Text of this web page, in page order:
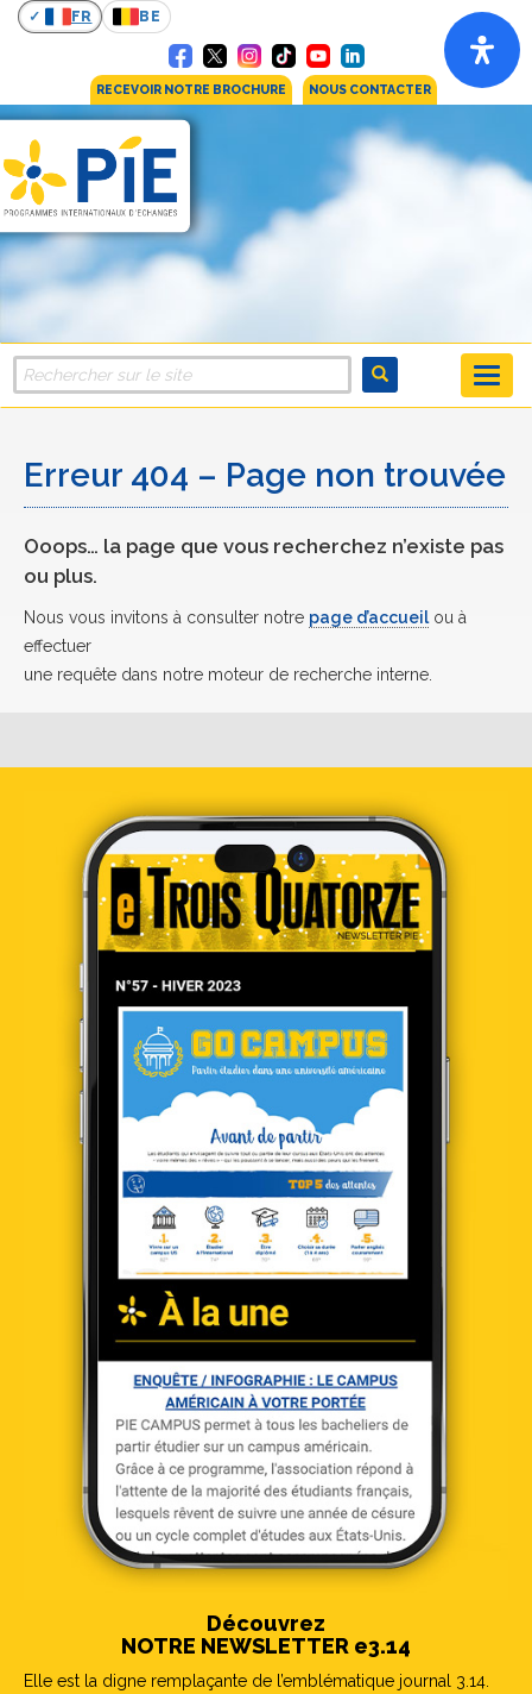
FR BE
RECEVOIR NOTRE BROCHURE NOUS CONTACTER
Erreur 404 – Page non trouvée
Ooops… la page que vous recherchez n’existe pas
ou plus.
Nous vous invitons à consulter notre page d’accueilou à
effectuer
une requête dans notre moteur de recherche interne.
Découvrez
NOTRE NEWSLETTER e3.14
Elle est la digne remplaçante de l’emblématique journal 3.14.